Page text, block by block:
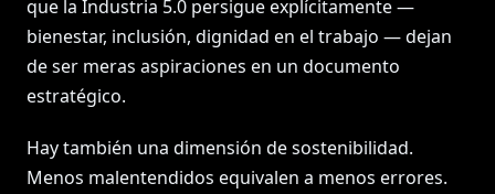
que la Industria 5.0 persigue explícitamente —
bienestar, inclusión, dignidad en el trabajo — dejan
de ser meras aspiraciones en un documento
estratégico.
Hay también una dimensión de sostenibilidad.
Menos malentendidos equivalen a menos errores.